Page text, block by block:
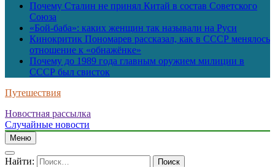
Почему Сталин не принял Китай в состав Советского
Союза
«Бой-баба»: каких женщин так называли на Руси
Кинокритик Пономарев рассказал, как в СССР менялось
отношение к «обнажёнке»
Почему до 1989 года главным оружием милиции в
СССР был свисток
Путешествия
Новостная рассылка
Случайные новости
Меню
Найти: